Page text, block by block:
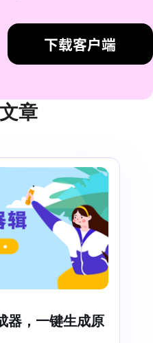
下载客户端
章
器，一键生成原